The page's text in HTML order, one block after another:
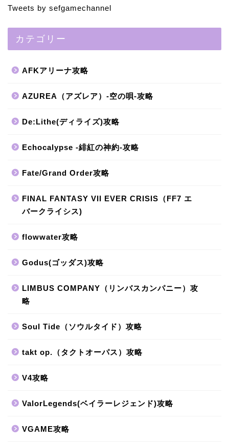
Tweets by sefgamechannel
カテゴリー
AFKアリーナ攻略
AZUREA（アズレア）-空の唄-攻略
De:Lithe(ディライズ)攻略
Echocalypse -緋紅の神約-攻略
Fate/Grand Order攻略
FINAL FANTASY VII EVER CRISIS（FF7 エ
バークライシス)
flowwater攻略
Godus(ゴッダス)攻略
LIMBUS COMPANY（リンバスカンパニー）攻
略
Soul Tide（ソウルタイド）攻略
takt op.（タクトオーパス）攻略
V4攻略
ValorLegends(ベイラーレジェンド)攻略
VGAME攻略